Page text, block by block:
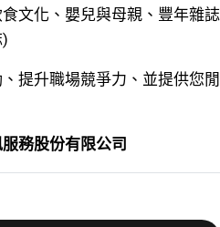
文化、嬰兒與母親、豐年雜
)
提升職場競爭力、並提供您
服務股份有限公司